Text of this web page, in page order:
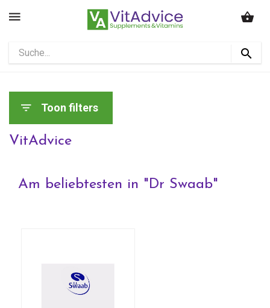
Toon filters
VitAdvice
Am beliebtesten in "Dr Swaab"